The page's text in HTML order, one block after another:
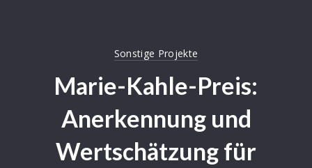
Sonstige Projekte
Marie-Kahle-Preis:
Anerkennung und
Wertschätzung für